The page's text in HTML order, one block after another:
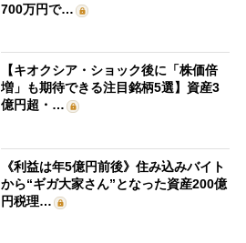
700万円で…
【キオクシア・ショック後に「株価倍
増」も期待できる注目銘柄5選】資産3
億円超・…
《利益は年5億円前後》住み込みバイト
から“ギガ大家さん”となった資産200億
円税理…